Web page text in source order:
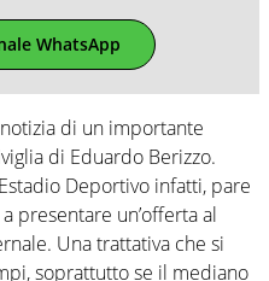
WhatsApp
di un importante
di Eduardo Berizzo.
Deportivo infatti, pare
presentare un’offerta al
Una trattativa che si
soprattutto se il mediano